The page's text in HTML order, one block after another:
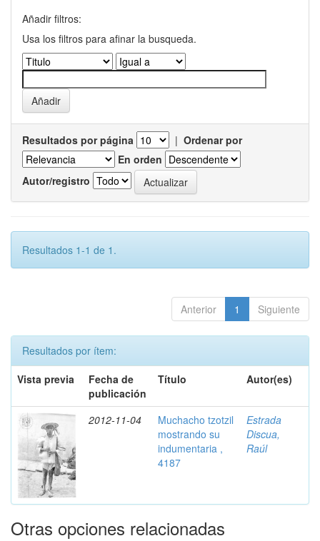
Añadir filtros:
Usa los filtros para afinar la busqueda.
Resultados por página | Ordenar por
En orden
Autor/registro
Resultados 1-1 de 1.
Anterior 1 Siguiente
Resultados por ítem:
Vista previa
Fecha de
publicación
Título Autor(es)
2012-11-04
Muchacho tzotzil
mostrando su
indumentaria ,
4187
Estrada
Discua,
Raúl
Otras opciones relacionadas